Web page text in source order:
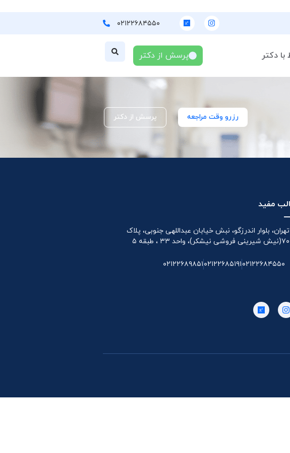
۰۲۱۲۲۶۸۴۵۵۰
با دکتر پرسش از دکتر
رزرو وقت مراجعه پرسش از دکتر
مفید
تهران، بلوار اندرزگو، نبش خیابان عبداللهی جنوبی، پلاک
۷۰(نیش شیرینی فروشی نیشکر)، واحد ۳۳ ، طبقه ۵
۰۲۱۲۲۶۸۴۵۵۰۰۲۱۲۲۶۸۵۱۹۱۰۲۱۲۲۶۸۹۸۵۱